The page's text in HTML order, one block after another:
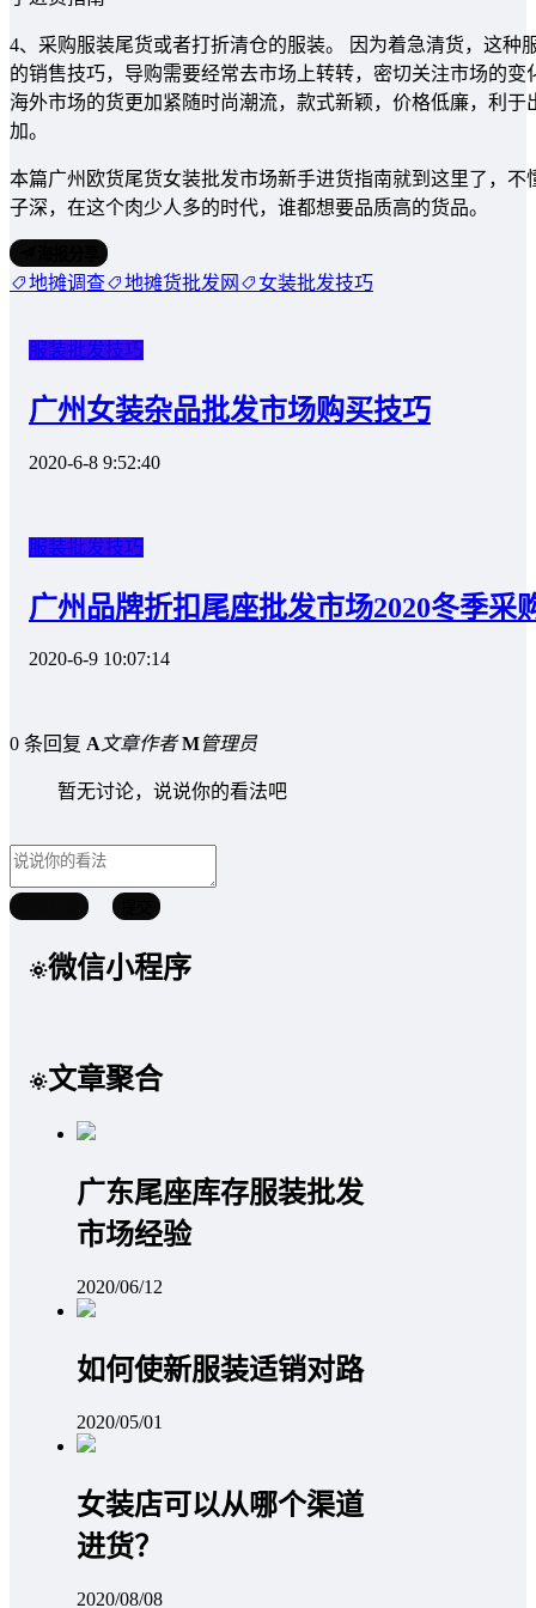
4、采购服装尾货或者打折清仓的服装。 因为着急清货，这
的销售技巧，导购需要经常去市场上转转，密切关注市场的
海外市场的货更加紧随时尚潮流，款式新颖，价格低廉，利
加。
本篇广州欧货尾货女装批发市场新手进货指南就到这里了，
子深，在这个肉少人多的时代，谁都想要品质高的货品。
地摊调查 地摊货批发网 女装批发技巧
服装批发技巧
广州女装杂品批发市场购买技巧
2020-6-8 9:52:40
服装批发技巧
广州品牌折扣尾座批发市场2020冬季采
2020-6-9 10:07:14
0 条回复 A文章作者 M管理员
暂无讨论，说说你的看法吧
微信小程序
文章聚合
广东尾座库存服装批发
市场经验
2020/06/12
如何使新服装适销对路
2020/05/01
女装店可以从哪个渠道
进货？
2020/08/08